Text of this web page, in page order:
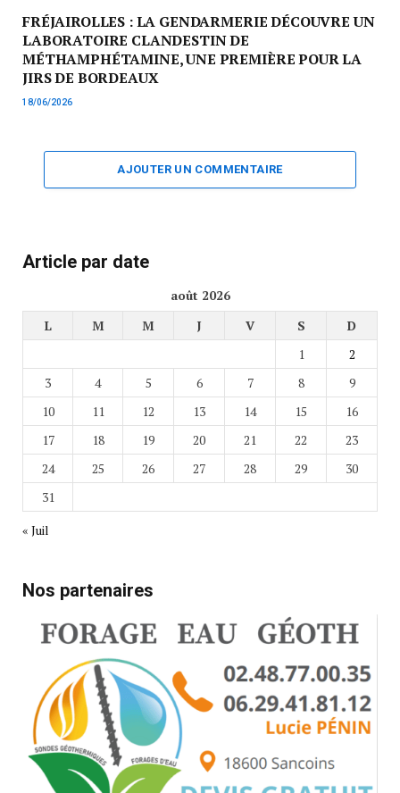
FRÉJAIROLLES : LA GENDARMERIE DÉCOUVRE UN
LABORATOIRE CLANDESTIN DE
MÉTHAMPHÉTAMINE, UNE PREMIÈRE POUR LA
JIRS DE BORDEAUX
18/06/2026
AJOUTER UN COMMENTAIRE
Article par date
août 2026
L
M M J V S
D
1
2
3
4 5 6 7 8
9
10
11 12 13 14 15
16
17
18 19 20 21 22
23
24
25 26 27 28 29
30
31
« Juil
Nos partenaires